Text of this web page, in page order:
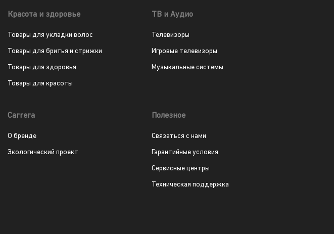
Красота и здоровье
Товары для укладки волос
Товары для бритья и стрижки
Товары для здоровья
Товары для красоты
ТВ и Аудио
Телевизоры
Игровые телевизоры
Музыкальные системы
Carrera
О бренде
Экологический проект
Полезное
Связаться с нами
Гарантийные условия
Сервисные центры
Техническая поддержка